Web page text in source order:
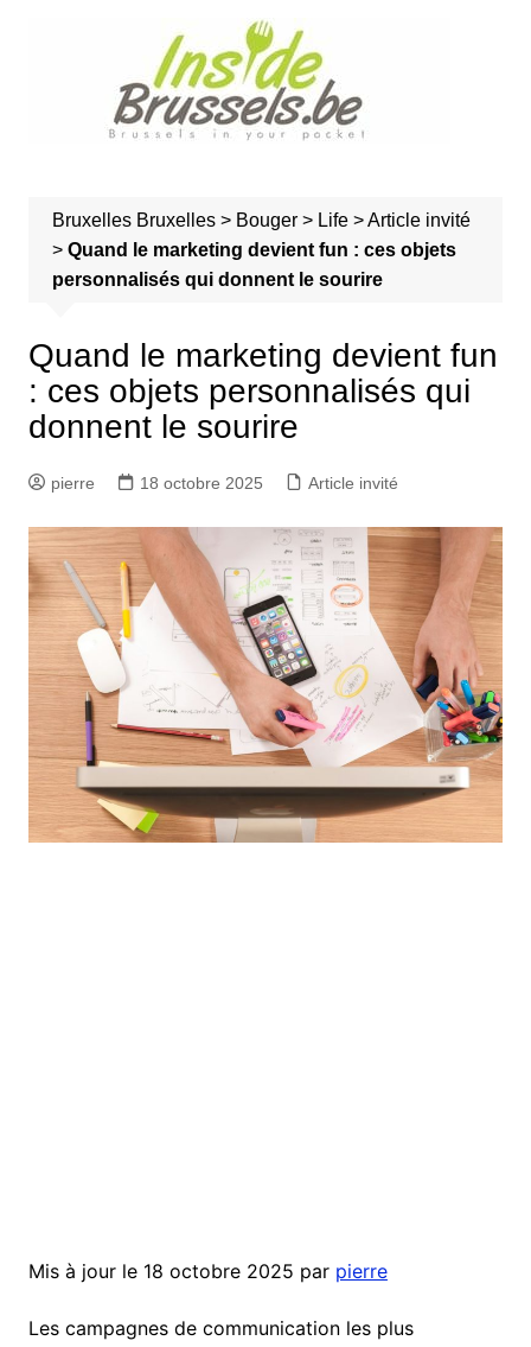
Bruxelles Bruxelles> Bouger> Life>Article invité
> Quand le marketing devient fun : ces objets
personnalisés qui donnent le sourire
Quand le marketing devient fun
: ces objets personnalisés qui
donnent le sourire
pierre 18 octobre 2025 Article invité
Mis à jour le 18 octobre 2025 par pierre
Les campagnes de communication les plus